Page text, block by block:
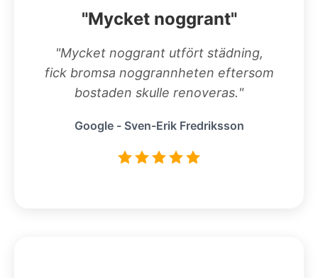
"Mycket noggrant"
"Mycket noggrant utfört städning,
fick bromsa noggrannheten eftersom
bostaden skulle renoveras."
Google - Sven-Erik Fredriksson